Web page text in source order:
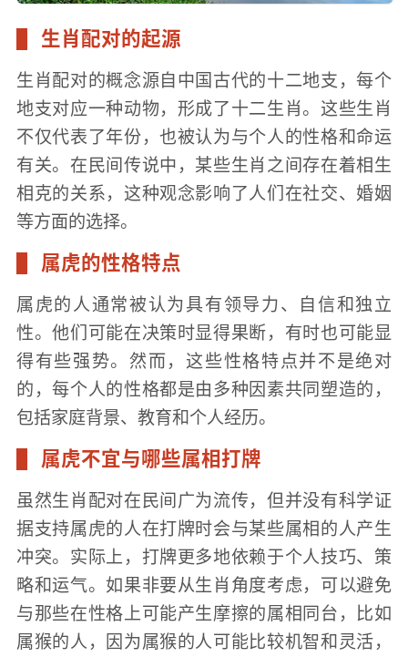
生肖配对的起源
生肖配对的概念源自中国古代的十二地支，每个
地支对应一种动物，形成了十二生肖。这些生肖
不仅代表了年份，也被认为与个人的性格和命运
有关。在民间传说中，某些生肖之间存在着相生
相克的关系，这种观念影响了人们在社交、婚姻
等方面的选择。
属虎的性格特点
属虎的人通常被认为具有领导力、自信和独立
性。他们可能在决策时显得果断，有时也可能显
得有些强势。然而，这些性格特点并不是绝对
的，每个人的性格都是由多种因素共同塑造的，
包括家庭背景、教育和个人经历。
属虎不宜与哪些属相打牌
虽然生肖配对在民间广为流传，但并没有科学证
据支持属虎的人在打牌时会与某些属相的人产生
冲突。实际上，打牌更多地依赖于个人技巧、策
略和运气。如果非要从生肖角度考虑，可以避免
与那些在性格上可能产生摩擦的属相同台，比如
属猴的人，因为属猴的人可能比较机智和灵活，